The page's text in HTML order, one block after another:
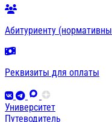
Абитуриенту
Реквизиты для оплаты
Университет
Путеводитель